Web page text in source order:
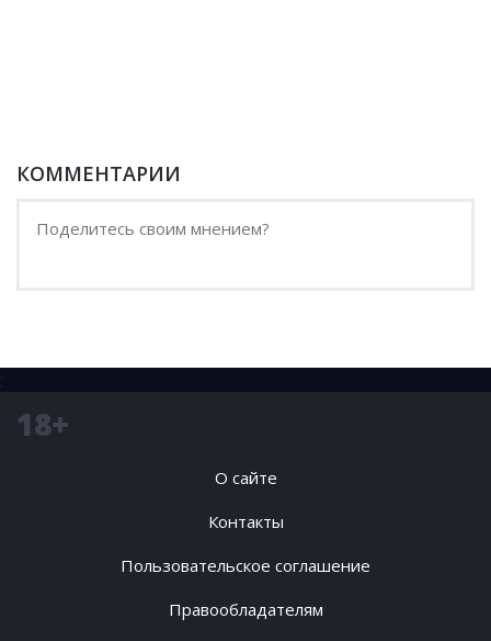
КОММЕНТАРИИ
;
18+
О сайте
Контакты
Пользовательское соглашение
Правообладателям